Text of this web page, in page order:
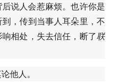
说人会惹麻烦。也许你是
，传到当事人耳朵里，不
相处，失去信任，断了联
他人。